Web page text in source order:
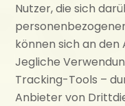
Nutzer, die sich
können sich an den
Jegliche
Tracking-Tools –
Anbieter von